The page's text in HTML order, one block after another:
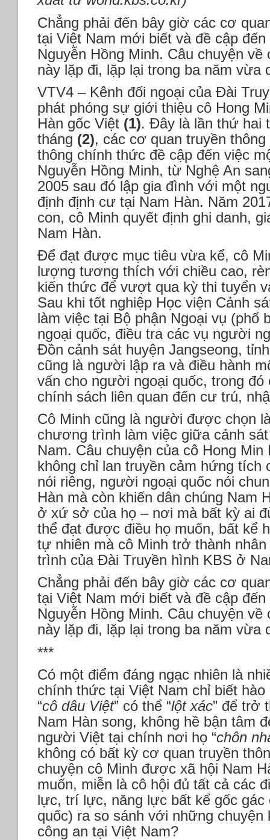
Chẳng phải đến bây giờ các cơ
tại Việt Nam mới biết và đề cập
Nguyễn Hồng Minh. Câu chuyện
này lặp đi, lặp lại trong ba năm vừa
VTV4 – Kênh đối ngoại của Đài
phát phóng sự giới thiệu cô Hong
Hàn gốc Việt (1). Đây là lần thứ hai
tháng (2), các cơ quan truyền
thông chính thức đề cập đến việc
Nguyễn Hồng Minh, từ Nghệ An
2005 sau đó lập gia đình với một
định định cư tại Nam Hàn. Năm
con, cô Minh quyết định ghi danh,
Nam Hàn.
Để đạt được mục tiêu vừa kể, cô
lượng tương thích với chiều cao,
kiến thức để vượt qua kỳ thi tuyển
Sau khi tốt nghiệp Học viện Cảnh
làm việc tại Bộ phận Ngoại vụ (phổ
ngoại quốc, điều tra các vụ người
Đồn cảnh sát huyện Jangseong,
cũng là người lập ra và điều hành
vấn cho người ngoại quốc, trong
chính sách liên quan đến cư trú,
Cô Minh cũng là người được chọn
chương trình làm việc giữa cảnh
Nam. Câu chuyện của cô Hong
không chỉ lan truyền cảm hứng
nói riêng, người ngoại quốc nói
Hàn mà còn khiến dân chúng Nam
ở xứ sở của họ – nơi mà bất kỳ ai
thể đạt được điều họ muốn, bất kể
tự nhiên mà cô Minh trở thành
trình của Đài Truyền hình KBS ở
Chẳng phải đến bây giờ các cơ
tại Việt Nam mới biết và đề cập
Nguyễn Hồng Minh. Câu chuyện
này lặp đi, lặp lại trong ba năm vừa
***
Có một điểm đáng ngạc nhiên là
chính thức tại Việt Nam chỉ biết
“cô dâu Việt” có thể “lột xác” để trở
Nam Hàn song, không hề bận tâm
người Việt tại chính nơi họ “chôn
không có bất kỳ cơ quan truyền
chuyện cô Minh được xã hội Nam
muốn, miễn là cô hội đủ tất cả các
lực, trí lực, năng lực bất kể gốc gác
quốc) ra so sánh với những chuyện
công an tại Việt Nam?